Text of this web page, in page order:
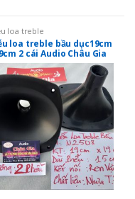
loa treble
loa treble bầu dục19cm
2 cái Audio Châu Gia